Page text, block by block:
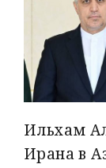
Ильхам
Ирана в